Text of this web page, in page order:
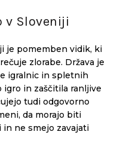
v Sloveniji
je pomemben vidik, ki
zlorabe. Država je
igralnic in spletnih
in zaščitila ranljive
tudi odgovorno
da morajo biti
ne smejo zavajati